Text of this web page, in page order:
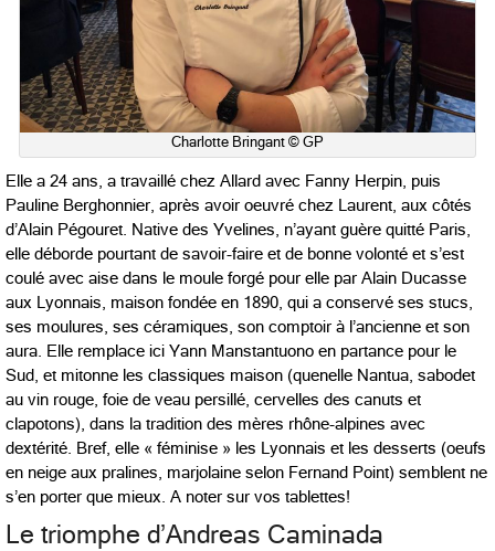
Charlotte Bringant © GP
Elle a 24 ans, a travaillé chez Allard avec Fanny Herpin, puis
Pauline Berghonnier, après avoir oeuvré chez Laurent, aux côtés
d’Alain Pégouret. Native des Yvelines, n’ayant guère quitté Paris,
elle déborde pourtant de savoir-faire et de bonne volonté et s’est
coulé avec aise dans le moule forgé pour elle par Alain Ducasse
aux Lyonnais, maison fondée en 1890, qui a conservé ses stucs,
ses moulures, ses céramiques, son comptoir à l’ancienne et son
aura. Elle remplace ici Yann Manstantuono en partance pour le
Sud, et mitonne les classiques maison (quenelle Nantua, sabodet
au vin rouge, foie de veau persillé, cervelles des canuts et
clapotons), dans la tradition des mères rhône-alpines avec
dextérité. Bref, elle « féminise » les Lyonnais et les desserts (oeufs
en neige aux pralines, marjolaine selon Fernand Point) semblent ne
s’en porter que mieux. A noter sur vos tablettes!
Le triomphe d’Andreas Caminada